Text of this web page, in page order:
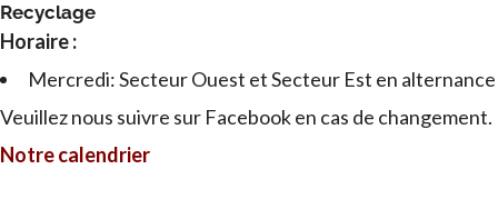
Recyclage
Horaire :
Mercredi: Secteur Ouest et Secteur Est en alternance
Veuillez nous suivre sur Facebook en cas de changement.
Notre calendrier